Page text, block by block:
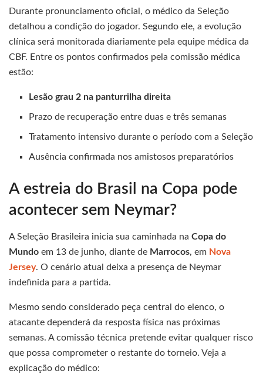
Durante pronunciamento oficial, o médico da Seleção
detalhou a condição do jogador. Segundo ele, a evolução
clínica será monitorada diariamente pela equipe médica da
CBF. Entre os pontos confirmados pela comissão médica
estão:
Lesão grau 2 na panturrilha direita
Prazo de recuperação entre duas e três semanas
Tratamento intensivo durante o período com a Seleção
Ausência confirmada nos amistosos preparatórios
A estreia do Brasil na Copa pode
acontecer sem Neymar?
A Seleção Brasileira inicia sua caminhada na Copa do
Mundo em 13 de junho, diante de Marrocos, em Nova
Jersey. O cenário atual deixa a presença de Neymar
indefinida para a partida.
Mesmo sendo considerado peça central do elenco, o
atacante dependerá da resposta física nas próximas
semanas. A comissão técnica pretende evitar qualquer risco
que possa comprometer o restante do torneio. Veja a
explicação do médico: